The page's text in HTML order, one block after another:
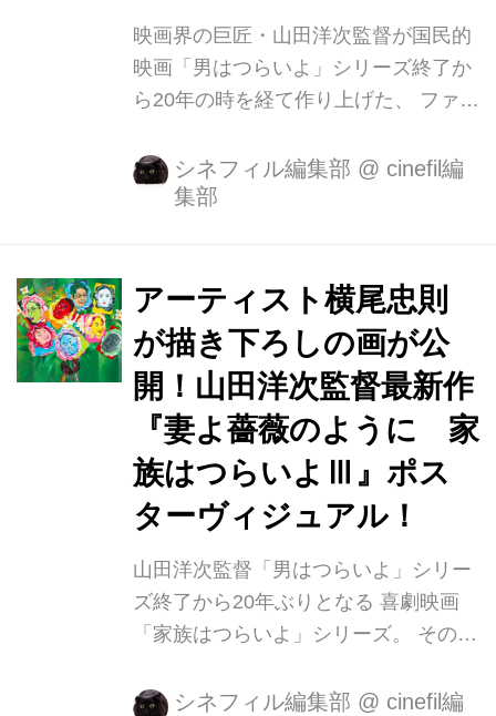
映画界の巨匠・山田洋次監督が国民的
映画「男はつらいよ」シリーズ終了か
ら20年の時を経て作り上げた、 ファン
第1作は「熟年離婚」、第2作では「無
縁社会」をテーマに日本中の家族を持
作『妻よ薔薇のように 家族はつらいよ
III』がついに5月25日に公開! 本作で
は、三世代が同居する一家(平田家)の
家事を担ってきた主婦・史枝(夏川結
衣)が家出をすることで、家族の暮らし
が崩壊してゆく様をユーモラスに描い
ております。 また、タイトル「妻よ薔
薇のように」には、本作のテーマでも
シネフィル編集部 @ cinefil編
集部
アーティスト横尾忠則
が描き下ろしの画が公
開！山田洋次監督最新作
『妻よ薔薇のように 家
族はつらいよⅢ』ポス
ターヴィジュアル！
山田洋次監督「男はつらいよ」シリー
ズ終了から20年ぶりとなる 喜劇映画
「家族はつらいよ」シリーズ。 その新
つらいよIII』オリジナルポスターが完
シネフィル編集部 @ cinefil編